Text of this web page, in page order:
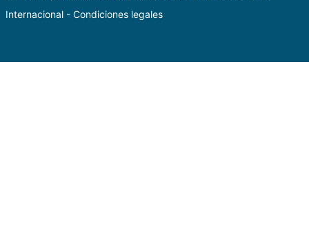
Internacional - Condiciones legales